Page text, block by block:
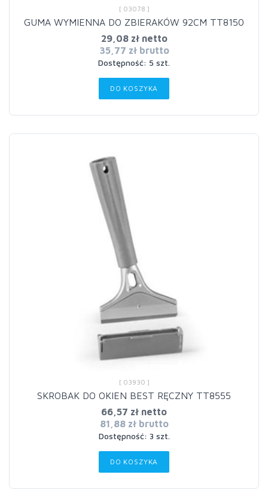
[ 03078 ]
GUMA WYMIENNA DO ZBIERAKÓW 92CM TT8150
29,08 zł netto
35,77 zł brutto
Dostępność: 5 szt.
DO KOSZYKA
[ 03930 ]
SKROBAK DO OKIEN BEST RĘCZNY TT8555
66,57 zł netto
81,88 zł brutto
Dostępność: 3 szt.
DO KOSZYKA